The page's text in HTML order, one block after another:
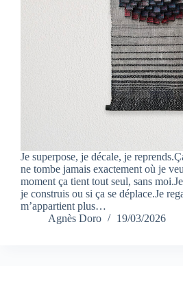
Je superpose, je décale, je
ne tombe jamais exactement où je
moment ça tient tout seul, sans
je construis ou si ça se déplace.Je
m’appartient plus…
Agnès Doro
19/03/2026